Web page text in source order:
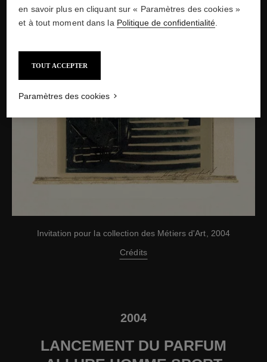
Invitation pour la collection des Métiers d'Art, 2004
Crédits
2004
LANCEMENT DU PARFUM
en savoir plus en cliquant sur « Paramètres des cookies »
et à tout moment dans la Politique de confidentialité.
TOUT ACCEPTER
Paramètres des cookies